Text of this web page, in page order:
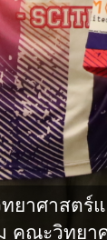
าศาสตร์
คณะวิทยา